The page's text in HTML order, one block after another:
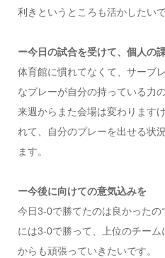
利きというところも活かしたいで
ー今日の試合を受けて、個人の
体育館に慣れてなくて、サーブ
なプレーが自分の持っている力
来週からまた会場は変わります
れて、自分のプレーを出せる状
ます。
ー今後に向けての意気込みを
今日3-0で勝てたのは良かった
には3-0で勝って、上位のチー
からも頑張っていきたいです。